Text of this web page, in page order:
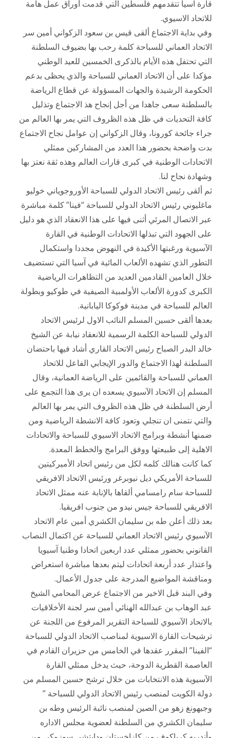
قارة اسيا تتقدمهم فلسطين التي قدمت أوراق عمل هامة
للاتحاد الاسيوي.
وفي بداية الاجتماع ألقى قيس بن سعود الزكواني أمين سر
الاتحاد العماني للسباحة كلمة رحب بها بضيوف السلطنة
التي تحتفل هذه الأيام بالذكرى الخمسين للعيد الوطني
مؤكدا على أن الاتحاد العماني للسباحة والذي يحظى بدعم
الحكومة الرشيدة والجهات المسؤولة عن قطاع الرياضة
بالسلطنة سعى جاهدا من أجل إنجاح هذ الاجتماع وتذليل
كافة التحديات في ظل هذه الظروف التي يمر بها العالم من
جراء جائحة كورونا، وقال الزكواني إن عوامل نجاح الاجتماع
بدت واضحة بحضور هذا العدد من المشاركين ممثلي
الاتحادات الوطنية في كبرى قارات العالم وهذه ثقة نعتز بها
وشهادة نجاح لنا.
ثم ألقى رئيس الاتحاد الدولي للسباحة الأوروجوياني خوليو
ماغليوني رئيس الاتحاد الدولي للسباحة “فينا” كلمة مباشرة
عبر الاتصال المرئي أثنى فيها على هذا الانعقاد الذي هو دليل
على الجهود التي تبذلها الاتحادات الوطنية في القارة
الآسيوية ورغبتها الأكيدة في النهوض مجددا واستكمال
التطور الذي تشهده الألعاب المائية في آسيا التي تستضيف
خلال العامين القادمين العديد من التظاهرات الرياضية
الكبرى كدورة الألعاب الأولمبية الصيفية في طوكيو وبطولة
العالم للسباحة في مدينة فوكوكا اليابانية.
بعدها ألقى حسين المسلم النائب الاول لرئيس الاتحاد
الدولي للسباحة الكلمة الرسمية للانعقاد نيابة عن الشيخ
خالد البدر الصباح رئيس الاتحاد القاري أشاد فيها باحتضان
السلطنة لهذا الاجتماع والدور الإيجابي الفاعل للاتحاد
العماني للسباحة والقائمين على الرياضة العمانية، وقال
المسلم إن الاتحاد الآسيوي يسعده ان يرى هذا التجمع على
أرض السلطنة في ظل هذه الظروف التي يمر بها العالم
والتي نتمنى ان تنجلي وتعود كافة الانشطة الرياضية ومن
ضمنها أنشطة وبرامج الاتحاد الاسيوي للسباحة والاتحادات
الاهلية إلى طبيعتها ووفق البرامج والخطط المعدة.
كما كانت هنالك كلمه لكل من رئيس اتحاد الأميركيتين
للسباحة الأمريكي ديل نيوبرغر ورئيس الاتحاد الافريقي
للسباحة سام رامسامي ألقاها بالإنابة عنه ممثل الاتحاد
الافريقي للسباحة جيس نيدو من جنوب افريقيا.
بعد ذلك أعلن طه بن سليمان الكشري أمين عام الاتحاد
الآسيوي رئيس الاتحاد العماني للسباحة عن اكتمال النصاب
القانوني بحضور ممثلي عدد اربعين اتحادا وطنيا آسيويا
واعتذار عدد أربعة اتحادات ليتم بعدها مباشرة استعراض
ومناقشة المواضيع المدرجة على جدول الأعمال.
وفي البند قبل الاخير من الاجتماع عرض المحامي الشيخ
عبد الوهاب بن عبدالله الهنائي أمين سر لجنة الأخلاقيات
بالاتحاد الآسيوي للسباحة التقرير المرفوع من اللجنة عن
ترشيحات القارة الاسيوية لمناصب الاتحاد الدولي للسباحة
“الفينا” المقرر عقدها في الخامس من حزيران القادم في
العاصمة القطرية الدوحة، حيث يدخل ممثلي القارة
الآسيوية هذه الانتخابات من خلال ترشح حسين المسلم من
دولة الكويت لمنصب رئيس الاتحاد الدولي للسباحة ”
وجيهونغ زهو من الصين لمنصب نائبة الرئيس وطه بن
سليمان الكشري من السلطنة لعضوية مجلس الاداره